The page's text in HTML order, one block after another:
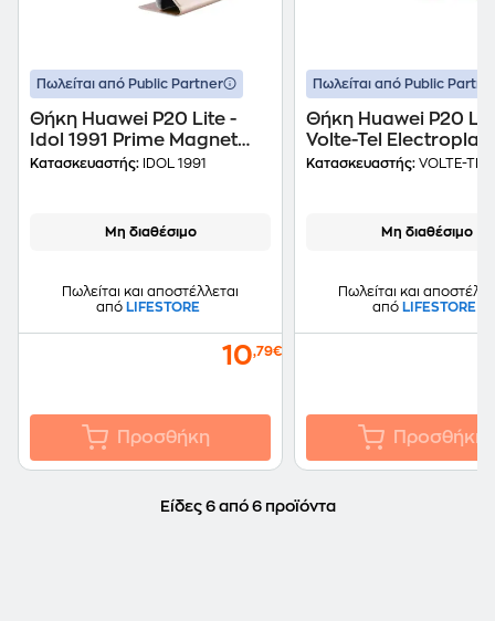
Πωλείται από Public Partner
Θήκη Huawei P20 Lite -
Idol 1991 Prime Magnet
Book Stand - Gold
Κατασκευαστής: IDOL 1991
Μη διαθέσιμο
Πωλείται και αποστέλλεται
από LIFESTORE
10,79€
Προσθήκη
Πωλείται από Public
Θήκη Huawei P20
Volte-Tel
Gold
Κατασκευαστής: VOLTE-TEL
Μη διαθέσιμο
Πωλείται και
από LIFESTORE
Προσθήκη
Είδες 6 από 6 προϊόντα